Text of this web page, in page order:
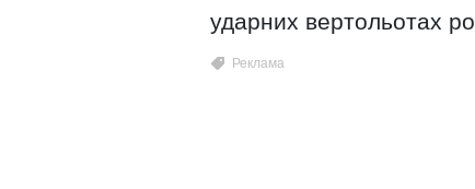
ударних вертольотах